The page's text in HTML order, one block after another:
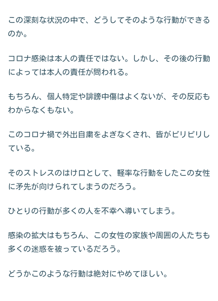
この深刻な状況の中で、どうしてそのような行動ができる
のか。
コロナ感染は本人の責任ではない。しかし、その後の行動
によっては本人の責任が問われる。
もちろん、個人特定や誹謗中傷はよくないが、その反応も
わからなくもない。
このコロナ禍で外出自粛をよぎなくされ、皆がピリピリし
ている。
そのストレスのはけ口として、軽率な行動をしたこの女性
に矛先が向けられてしまうのだろう。
ひとりの行動が多くの人を不幸へ導いてしまう。
感染の拡大はもちろん、この女性の家族や周囲の人たちも
多くの迷惑を被っているだろう。
どうかこのような行動は絶対にやめてほしい。